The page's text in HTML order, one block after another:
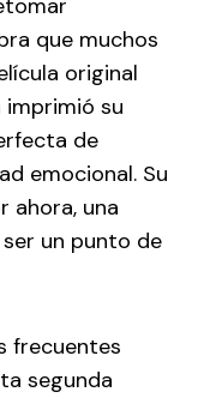
que muchos
original
imprimió su
de
emocional. Su
ahora, una
un punto de
frecuentes
segunda